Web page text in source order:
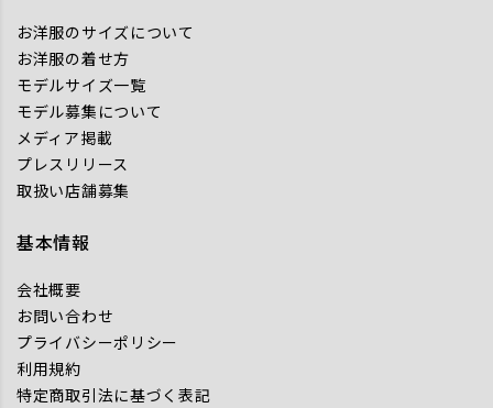
お洋服のサイズについて
お洋服の着せ方
モデルサイズ一覧
モデル募集について
メディア掲載
プレスリリース
取扱い店舗募集
基本情報
会社概要
お問い合わせ
プライバシーポリシー
利用規約
特定商取引法に基づく表記